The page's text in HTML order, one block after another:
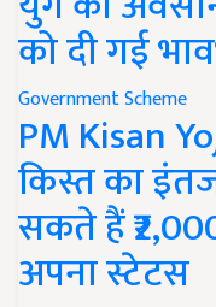
को दी गई
Government Scheme
PM Kisan
किस्त का
सकते हैं
अपना स्टेटस